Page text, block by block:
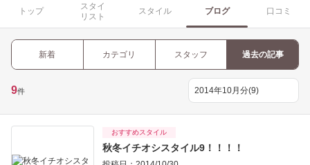
トップ
スタイ
リスト
スタイル ブログ 口コミ
新着 カテゴリ スタッフ 過去の記事
9件
おすすめスタイル
秋冬イチオシスタイル9！！！！